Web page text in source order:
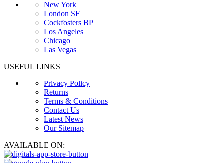
New York
London SF
Cockfosters BP
Los Angeles
Chicago
Las Vegas
USEFUL LINKS
Privacy Policy
Returns
Terms & Conditions
Contact Us
Latest News
Our Sitemap
AVAILABLE ON: